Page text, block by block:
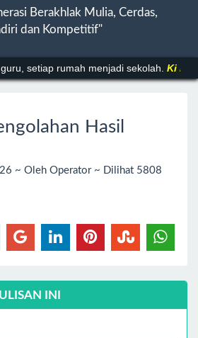
Berakhlak Mulia, Cerdas,
dan Kompetitif"
setiap rumah menjadi sekolah. Ki
Hasil
~ Oleh Operator ~ Dilihat 5808
INI